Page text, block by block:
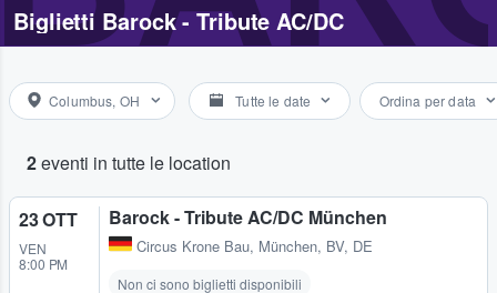
Biglietti Barock - Tribute AC/DC
Columbus, OH Tutte le date Ordina per data
2eventi in tutte le location
23 OTT
VEN
8:00 PM
Barock - Tribute AC/DC München
Circus Krone Bau, München, BV, DE
Non ci sono biglietti disponibili